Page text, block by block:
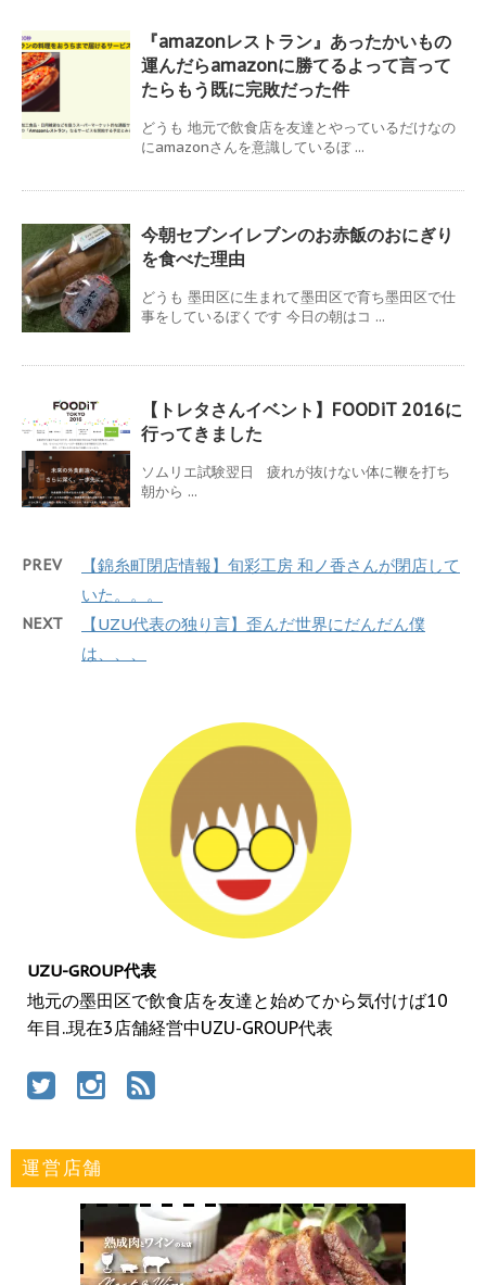
『amazonレストラン』あったかいもの
運んだらamazonに勝てるよって言って
たらもう既に完敗だった件
どうも 地元で飲食店を友達とやっているだけなの
にamazonさんを意識しているぼ ...
今朝セブンイレブンのお赤飯のおにぎり
を食べた理由
どうも 墨田区に生まれて墨田区で育ち墨田区で仕
事をしているぼくです 今日の朝はコ ...
【トレタさんイベント】FOODiT 2016に
行ってきました
ソムリエ試験翌日 疲れが抜けない体に鞭を打ち
朝から ...
PREV
【錦糸町閉店情報】旬彩工房 和ノ香さんが閉店して
いた。。。
NEXT
【UZU代表の独り言】歪んだ世界にだんだん僕
は、、、
UZU-GROUP代表
地元の墨田区で飲食店を友達と始めてから気付けば10
年目..現在3店舗経営中UZU-GROUP代表
運営店舗